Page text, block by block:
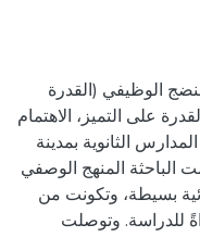
الوظيفي (القدرة
على التميز، الاهتمام
الثانوية بمدينة
المنهج الوصفي
بسيطة، وتكونت من
للدراسة. وتوصلت